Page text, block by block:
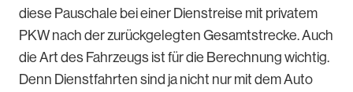
diese Pauschale bei einer Dienstreise mit privatem
PKW nach der zurückgelegten Gesamtstrecke. Auch
die Art des Fahrzeugs ist für die Berechnung wichtig.
Denn Dienstfahrten sind ja nicht nur mit dem Auto